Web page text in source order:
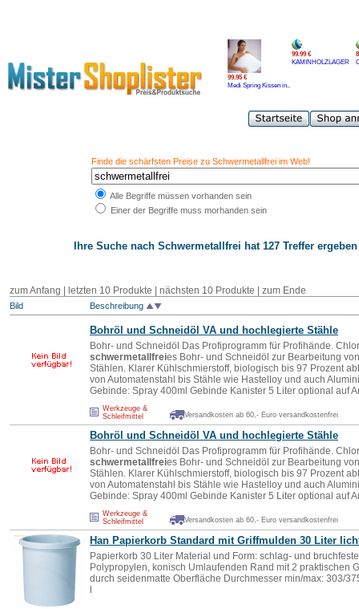
99.95 €
Medi Spring Kissen in..
99.99 €
KAMINHOLZLAGER
Finde die schärfsten Preise zu Schwermetallfrei im Web!
Alle Begriffe müssen vorhanden sein
Einer der Begriffe muss morhanden sein
Ihre Suche nach Schwermetallfrei hat 127 Treffer ergeben
zum Anfang letzten 10 Produkte nächsten 10 Produkte zum Ende
Bild Beschreibung
Bohröl und Schneidöl VA und hochlegierte Stähle
Bohr- und Schneidöl Das Profiprogramm für Profihände.
schwermetallfreies Bohr- und Schneidöl zur Bearbeitung
Stählen. Klarer Kühlschmierstoff, biologisch bis 97 Prozent
von Automatenstahl bis Stähle wie Hastelloy und auch
Gebinde: Spray 400ml Gebinde Kanister 5 Liter optional auf
Werkzeuge &
Schleifmittel
Versandkosten ab 60,- Euro versandkostenfrei
Bohröl und Schneidöl VA und hochlegierte Stähle
Bohr- und Schneidöl Das Profiprogramm für Profihände.
schwermetallfreies Bohr- und Schneidöl zur Bearbeitung
Stählen. Klarer Kühlschmierstoff, biologisch bis 97 Prozent
von Automatenstahl bis Stähle wie Hastelloy und auch
Gebinde: Spray 400ml Gebinde Kanister 5 Liter optional auf
Werkzeuge &
Schleifmittel
Versandkosten ab 60,- Euro versandkostenfrei
Han Papierkorb Standard mit Griffmulden 30 Liter
Papierkorb 30 Liter Material und Form: schlag- und
Polypropylen, konisch Umlaufenden Rand mit 2 praktischen
durch seidenmatte Oberfläche Durchmesser min/max: 303/